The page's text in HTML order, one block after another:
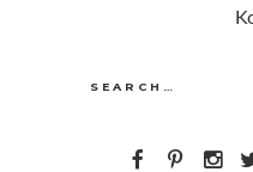
Search